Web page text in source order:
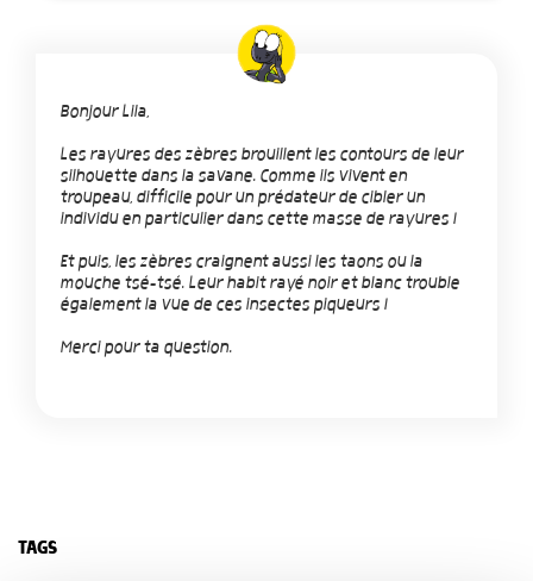
Bonjour Lila,
Les rayures des zèbres brouillent les contours de leur
silhouette dans la savane. Comme ils vivent en
troupeau, difficile pour un prédateur de cibler un
individu en particulier dans cette masse de rayures !
Et puis, les zèbres craignent aussi les taons ou la
mouche tsé-tsé. Leur habit rayé noir et blanc trouble
également la vue de ces insectes piqueurs !
Merci pour ta question.
TAGS